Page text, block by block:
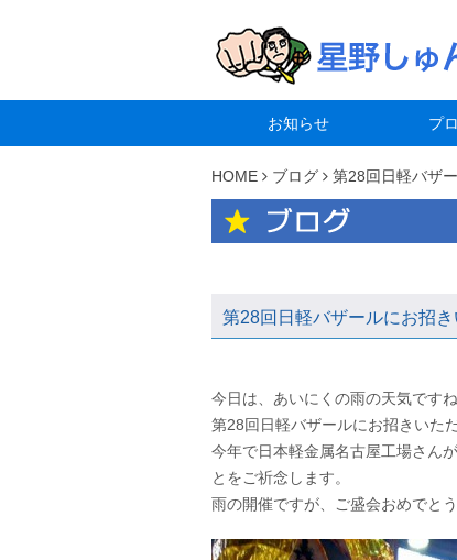
お知らせ プ
HOME ブログ 第28回日軽バザ
第28回日軽バザールにお招き
今日は、あいにくの雨の天気ですね
第28回日軽バザールにお招きいた
今年で日本軽金属名古屋工場さん
とをご祈念します。
雨の開催ですが、ご盛会おめでと